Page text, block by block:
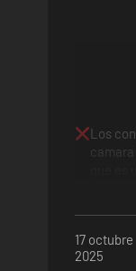
Los
17 octubre
2025